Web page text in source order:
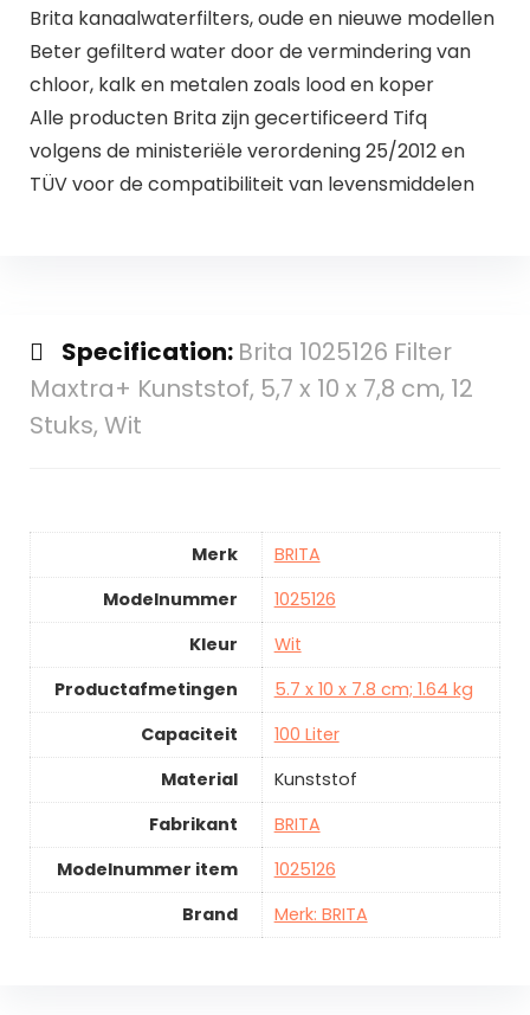
Brita kanaalwaterfilters, oude en nieuwe modellen
Beter gefilterd water door de vermindering van
chloor, kalk en metalen zoals lood en koper
Alle producten Brita zijn gecertificeerd Tifq
volgens de ministeriële verordening 25/2012 en
TÜV voor de compatibiliteit van levensmiddelen
Specification: Brita 1025126 Filter
Maxtra+ Kunststof, 5,7 x 10 x 7,8 cm, 12
Stuks, Wit
Merk
BRITA
Modelnummer
1025126
Kleur
Wit
Productafmetingen
5.7 x 10 x 7.8 cm; 1.64 kg
Capaciteit
100 Liter
Material
Kunststof
Fabrikant
BRITA
Modelnummer item
1025126
Brand
Merk: BRITA